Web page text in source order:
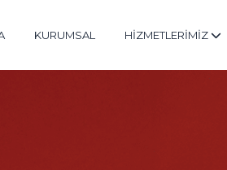
KURUMSAL HİZMETLERİMİZ